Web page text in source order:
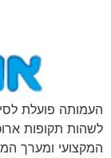
העמותה פועלת
לשהות תקופות
המקצועי ומערך